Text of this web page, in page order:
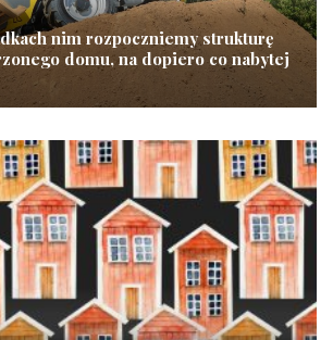
nim rozpoczniemy strukturę
domu, na dopiero co nabytej